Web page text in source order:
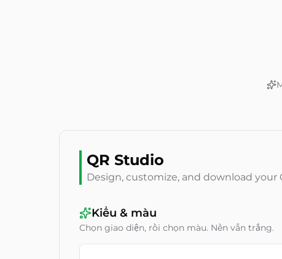
QR Studio
Design, customize, and download your
Kiểu & màu
Chọn giao diện, rồi chọn màu. Nền vẫn trắng.